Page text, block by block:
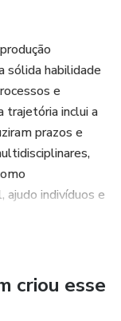
sólida habilidade
e
trajetória inclui a
prazos e
indivíduos e
resultados
criou esse